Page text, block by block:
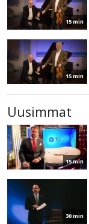
15 min
15 min
Uusimmat
15 min
30 min